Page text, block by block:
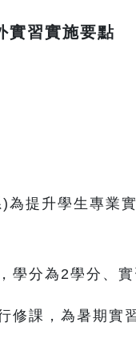
實習實施要點
提升學生專業
學分為2學分、
修課，為暑期實